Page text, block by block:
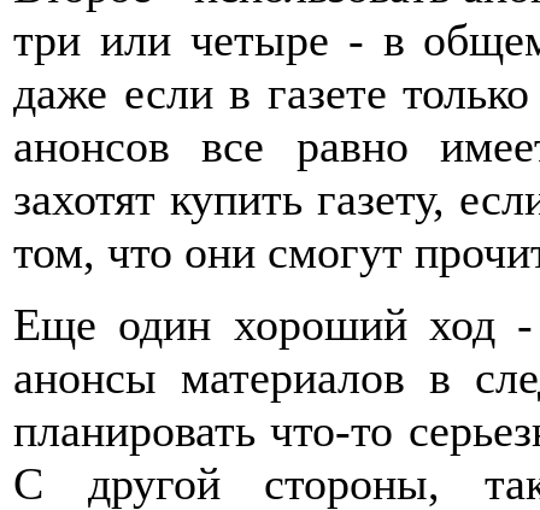
три или четыре - в
даже если в газете
анонсов все равно
захотят купить газету,
том, что они смогут
Еще один хороший ход -
анонсы материалов в
планировать что-то
С другой стороны,